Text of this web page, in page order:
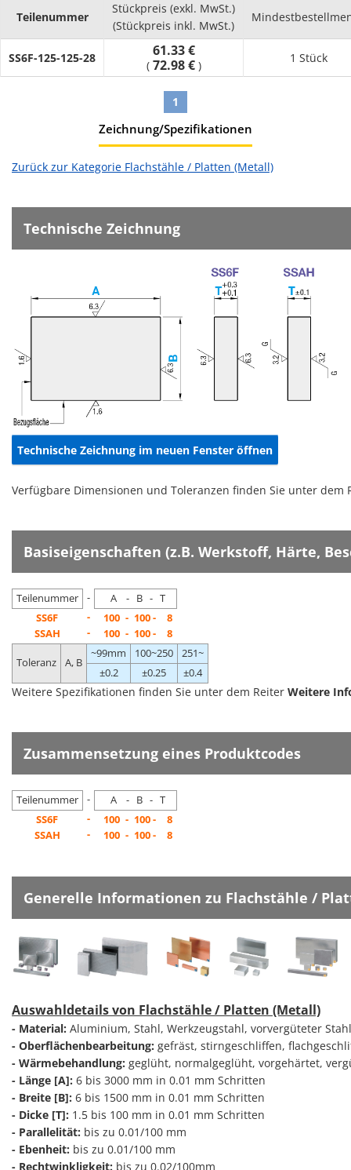
Teilenummer
Stückpreis (exkl. MwSt.)
(Stückpreis inkl. MwSt.)
SS6F-125-125-28 61.33 €
( 72.98 € )
1 Stück
1
Zeichnung/Spezifikationen
Zurück zur Kategorie Flachstähle / Platten (Metall)
Technische Zeichnung
Technische Zeichnung im neuen Fenster öffnen
Verfügbare Dimensionen und Toleranzen finden Sie unter dem
Basiseigenschaften (z.B. Werkstoff, Härte,
Teilenummer -
A - B - T
SS6F
SSAH
-
-
100 - 100 -
8
100 - 100 - 8
Toleranz A, B
~99mm 100~250
251~
±0.2
±0.25 ±0.4
Weitere Spezifikationen finden Sie unter dem Reiter Weitere
Zusammensetzung eines Produktcodes
Teilenummer -
A - B - T
SS6F
SSAH
-
-
100 - 100 -
8
100 - 100 - 8
Generelle Informationen zu Flachstähle /
Auswahldetails von Flachstähle / Platten (Metall)
- Material: Aluminium, Stahl, Werkzeugstahl, vorvergüteter
- Oberflächenbearbeitung: gefräst, stirngeschliffen,
- Wärmebehandlung: geglüht, normalgeglüht, vorgehärtet,
- Länge [A]: 6 bis 3000 mm in 0.01 mm Schritten
- Breite [B]: 6 bis 1500 mm in 0.01 mm Schritten
- Dicke [T]: 1.5 bis 100 mm in 0.01 mm Schritten
- Parallelität: bis zu 0.01/100 mm
- Ebenheit: bis zu 0.01/100 mm
- Rechtwinkligkeit: bis zu 0.02/100mm